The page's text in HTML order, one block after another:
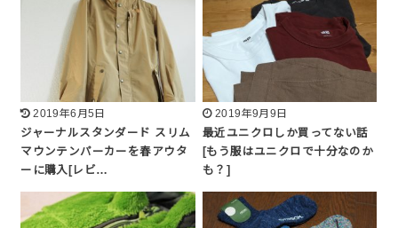
2019年6月5日
ジャーナルスタンダード スリム
マウンテンパーカーを春アウタ
ーに購入[レビ…
2019年9月9日
最近ユニクロしか買ってない話
[もう服はユニクロで十分なのか
も？]